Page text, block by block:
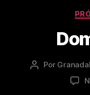
Autor
Por